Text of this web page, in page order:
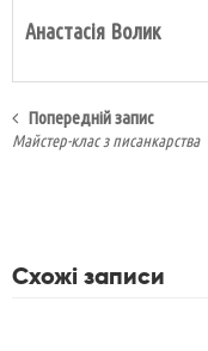
Анастасія Волик
Навігація
Попередній запис
Майстер-клас з писанкарства
Схожі записи